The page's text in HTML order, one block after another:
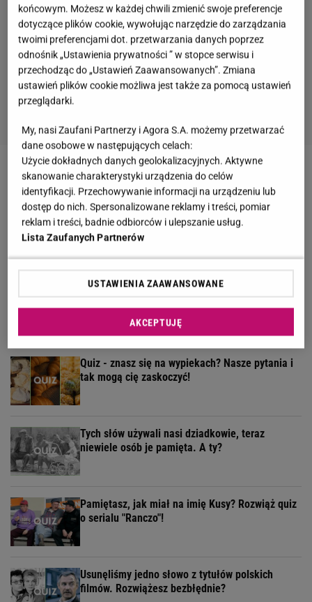
Kulinarny quiz wiedzy. 11/11 zdobędą tylko
prawdziwi smakosze!
Sieć ma oczy czy oka? Quiz tak podchwytliwy, że
złapiesz się za głowę!
ciasta na zdjęciach?
Quiz - znasz się na wypiekach? Nasze pytania i
tak mogą cię zaskoczyć!
Tych słów używali nasi dziadkowie, teraz
niewiele osób je pamięta. A ty?
Pamiętasz, jak miał na imię Kusy? Rozwiąż quiz
o serialu "Ranczo"!
Usunęliśmy jedno słowo z tytułów polskich
filmów. Rozwiążesz bezbłędnie?
końcowym. Możesz w każdej chwili zmienić swoje preferencje
dotyczące plików cookie, wywołując narzędzie do zarządzania
twoimi preferencjami dot. przetwarzania danych poprzez
odnośnik „Ustawienia prywatności ” w stopce serwisu i
przechodząc do „Ustawień Zaawansowanych”. Zmiana
ustawień plików cookie możliwa jest także za pomocą ustawień
przeglądarki.
My, nasi Zaufani Partnerzy i Agora S.A. możemy przetwarzać
dane osobowe w następujących celach:
Użycie dokładnych danych geolokalizacyjnych. Aktywne
skanowanie charakterystyki urządzenia do celów
identyfikacji. Przechowywanie informacji na urządzeniu lub
dostęp do nich. Spersonalizowane reklamy i treści, pomiar
reklam i treści, badnie odbiorców i ulepszanie usług.
Lista Zaufanych Partnerów
USTAWIENIA ZAAWANSOWANE
AKCEPTUJĘ